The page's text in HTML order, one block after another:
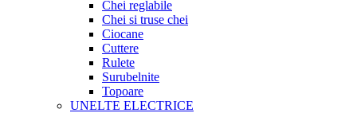
Chei reglabile
Chei si truse chei
Ciocane
Cuttere
Rulete
Surubelnite
Topoare
UNELTE ELECTRICE